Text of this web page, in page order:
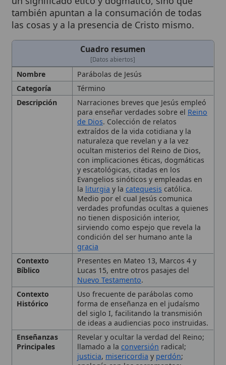
Cuadro resumen
[Datos abiertos]
Nombre
Parábolas de Jesús
Término
Descripción
Narraciones breves que Jesús empleó
para enseñar verdades sobre el
de Dios. Colección de relatos
extraídos de la vida cotidiana y la
naturaleza que revelan y a la vez
ocultan misterios del Reino de Dios,
con implicaciones éticas, dogmáticas
y escatológicas, citadas en los
Evangelios sinóticos y empleadas en
liturgiay la catequesiscatólica.
Medio por el cual Jesús comunica
verdades profundas ocultas a quienes
no tienen disposición interior,
sirviendo como espejo que revela la
condición del ser humano ante la
gracia
Presentes en Mateo 13, Marcos 4 y
Lucas 15, entre otros pasajes del
Nuevo Testamento.
Uso frecuente de parábolas como
forma de enseñanza en el judaísmo
del siglo I, facilitando la transmisión
de ideas a audiencias poco instruidas.
Principales
Revelar y ocultar la verdad del Reino;
llamado a laconversiónradical;
justicia ,misericordiayperdón;
analogía con los sacramentos;
necesidad de respuesta activa al
mensaje de Cristo.
Importancia
Eclesial
Consideradas esenciales para la
comprensión
del misterio del Reino y
ampliamente integradas en laliturgia
y lacatequesis, citadas por el